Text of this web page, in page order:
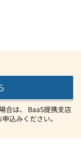
合は、 BaaS提携支店
込みください。